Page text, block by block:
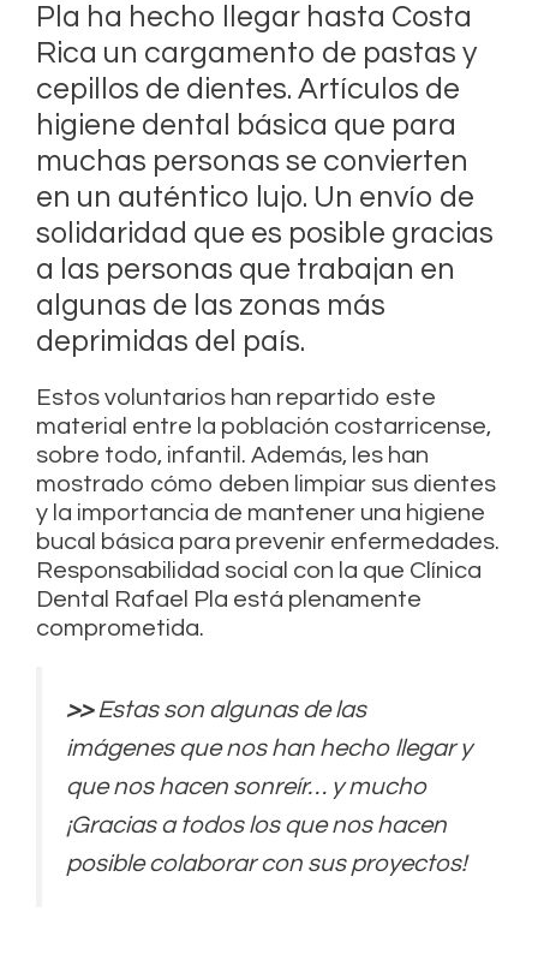
Pla ha hecho llegar hasta Costa
Rica un cargamento de pastas y
cepillos de dientes. Artículos de
higiene dental básica que para
muchas personas se convierten
en un auténtico lujo. Un envío de
solidaridad que es posible gracias
a las personas que trabajan en
algunas de las zonas más
deprimidas del país.
Estos voluntarios han repartido este
material entre la población costarricense,
sobre todo, infantil. Además, les han
mostrado cómo deben limpiar sus dientes
y la importancia de mantener una higiene
bucal básica para prevenir enfermedades.
Responsabilidad social con la que Clínica
Dental Rafael Pla está plenamente
comprometida.
>>Estas son algunas de las
imágenes que nos han hecho llegar y
que nos hacen sonreír… y mucho
¡Gracias a todos los que nos hacen
posible colaborar con sus proyectos!